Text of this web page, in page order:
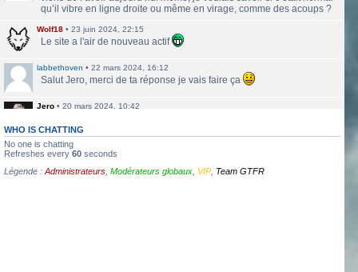
qu’il vibre en ligne droite ou même en virage, comme des acoups ?
Wolf18 • 23 juin 2024, 22:15
Le site a l'air de nouveau actif
labbethoven • 22 mars 2024, 16:12
Salut Jero, merci de ta réponse je vais faire ça
Jero • 20 mars 2024, 10:42
verra plus facilement que dans le chat
Jero•20 mars 2024, 10:42
Salut Kakashi et Bethoven
WHO IS CHATTING
No one is chatting
Refreshes every 60 seconds
Légende : Administrateurs Modérateurs globaux VIP, Team GTFR